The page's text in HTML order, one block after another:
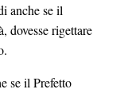
anche se il
dovesse rigettare
se il Prefetto